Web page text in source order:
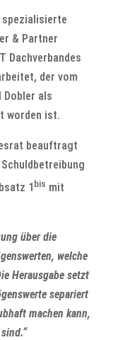
spezialisierte
& Partner
Dachverbandes
der vom
Dobler als
worden ist.
beauftragt
1 bis mit
über die
welche
Herausgabe setzt
separiert
machen kann,